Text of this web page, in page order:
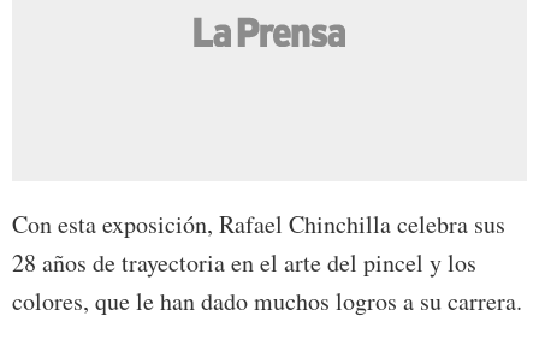
Con esta exposición, Rafael Chinchilla celebra sus
28 años de trayectoria en el arte del pincel y los
colores, que le han dado muchos logros a su carrera.